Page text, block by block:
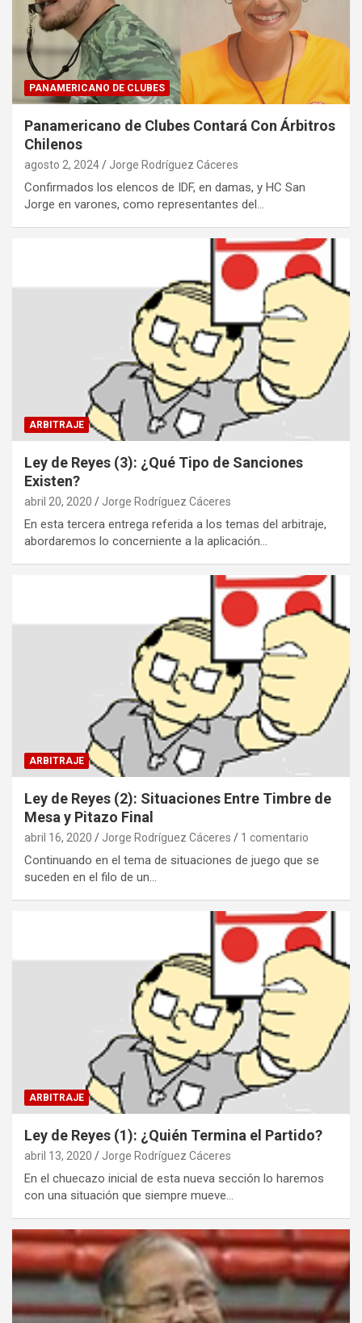
PANAMERICANO DE CLUBES
Panamericano de Clubes Contará Con Árbitros
Chilenos
agosto 2, 2024 Jorge Rodríguez Cáceres
Confirmados los elencos de IDF, en damas, y HC San
Jorge en varones, como representantes del…
ARBITRAJE
Ley de Reyes (3): ¿Qué Tipo de Sanciones
Existen?
abril 20, 2020 Jorge Rodríguez Cáceres
En esta tercera entrega referida a los temas del arbitraje,
abordaremos lo concerniente a la aplicación…
ARBITRAJE
Ley de Reyes (2): Situaciones Entre Timbre de
Mesa y Pitazo Final
abril 16, 2020 Jorge Rodríguez Cáceres 1 comentario
Continuando en el tema de situaciones de juego que se
suceden en el filo de un…
ARBITRAJE
Ley de Reyes (1): ¿Quién Termina el Partido?
abril 13, 2020 Jorge Rodríguez Cáceres
En el chuecazo inicial de esta nueva sección lo haremos
con una situación que siempre mueve…